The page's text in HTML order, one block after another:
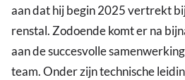
aan dat hij begin 2025 vertrekt
renstal. Zodoende komt er na
aan de succesvolle
team. Onder zijn technische